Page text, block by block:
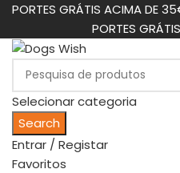
PORTES GRÁTIS ACIMA DE
PORTES
Selecionar categoria
Search
Entrar / Registar
Favoritos